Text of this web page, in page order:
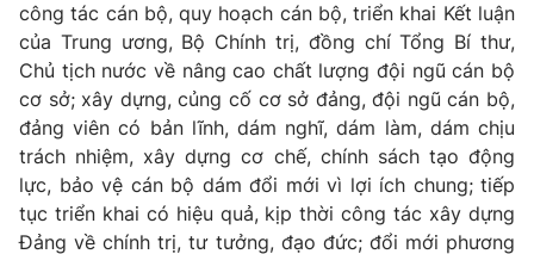
công tác cán bộ, quy hoạch cán bộ, triển khai Kết luận
của Trung ương, Bộ Chính trị, đồng chí Tổng Bí thư,
Chủ tịch nước về nâng cao chất lượng đội ngũ cán bộ
cơ sở; xây dựng, củng cố cơ sở đảng, đội ngũ cán bộ,
đảng viên có bản lĩnh, dám nghĩ, dám làm, dám chịu
trách nhiệm, xây dựng cơ chế, chính sách tạo động
lực, bảo vệ cán bộ dám đổi mới vì lợi ích chung; tiếp
tục triển khai có hiệu quả, kịp thời công tác xây dựng
Đảng về chính trị, tư tưởng, đạo đức; đổi mới phương